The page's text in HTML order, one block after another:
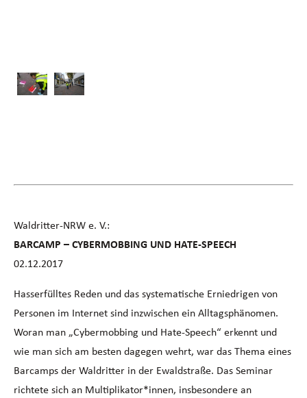
Waldritter-NRW e. V.:
BARCAMP – CYBERMOBBING UND HATE-SPEECH
02.12.2017
Hasserfülltes Reden und das systematische Erniedrigen von
Personen im Internet sind inzwischen ein Alltagsphänomen.
Woran man „Cybermobbing und Hate-Speech“ erkennt und
wie man sich am besten dagegen wehrt, war das Thema eines
Barcamps der Waldritter in der Ewaldstraße. Das Seminar
richtete sich an Multiplikator*innen, insbesondere an